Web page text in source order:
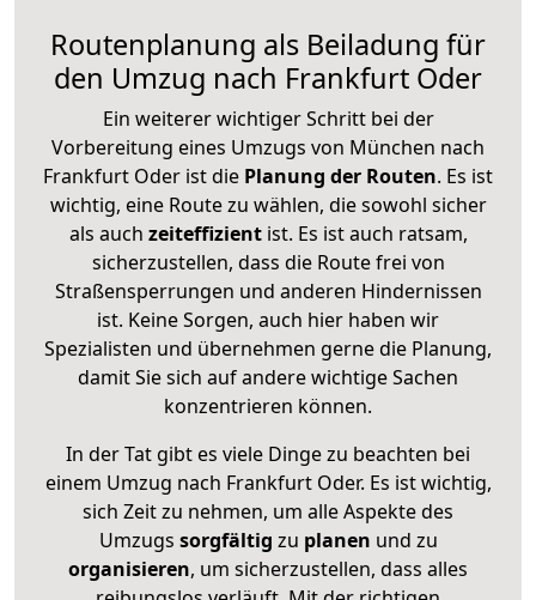
Routenplanung als Beiladung für
den Umzug nach Frankfurt Oder
Ein weiterer wichtiger Schritt bei der
Vorbereitung eines Umzugs von München nach
Frankfurt Oder ist die Planung der Routen. Es ist
wichtig, eine Route zu wählen, die sowohl sicher
als auch zeiteffizientist. Es ist auch ratsam,
sicherzustellen, dass die Route frei von
Straßensperrungen und anderen Hindernissen
ist. Keine Sorgen, auch hier haben wir
Spezialisten und übernehmen gerne die Planung,
damit Sie sich auf andere wichtige Sachen
konzentrieren können.
In der Tat gibt es viele Dinge zu beachten bei
einem Umzug nach Frankfurt Oder. Es ist wichtig,
sich Zeit zu nehmen, um alle Aspekte des
Umzugs sorgfältig zu planen und zu
organisieren, um sicherzustellen, dass alles